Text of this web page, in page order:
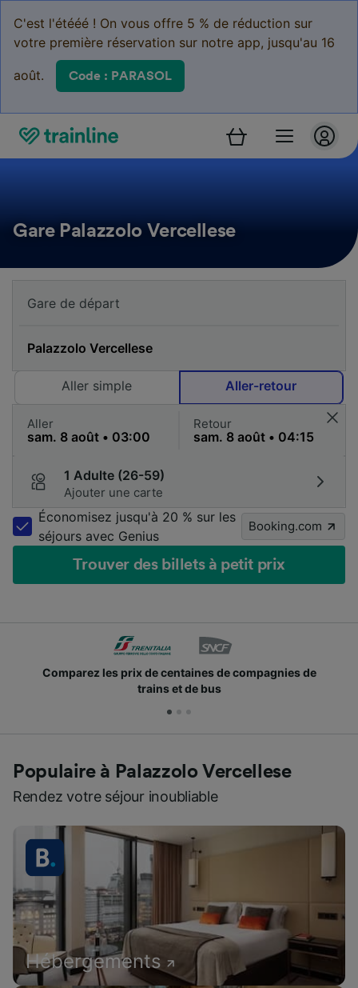
C'est l'étééé ! On vous offre 5 % de réduction sur
votre première réservation sur notre app, jusqu'au 16
août. Code : PARASOL
Gare Palazzolo Vercellese
Aller simple Aller-retour
Aller Retour
1 Adulte (26-59)
Ajouter une carte
Économisez jusqu'à 20 % sur les
séjours avec Genius
Booking.com
Trouver des billets à petit prix
prix de centaines de compagnies de
Des millions
Populaire à Palazzolo Vercellese
Rendez votre séjour inoubliable
Hébergements